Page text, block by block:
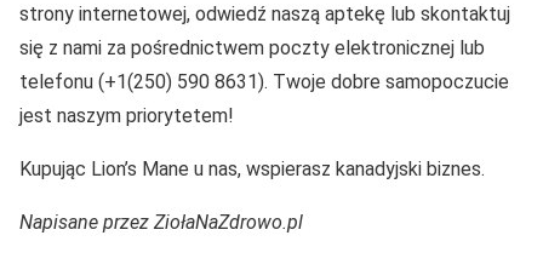
strony internetowej, odwiedź naszą aptekę lub skontaktuj
się z nami za pośrednictwem poczty elektronicznej lub
telefonu (+1(250) 590 8631). Twoje dobre samopoczucie
jest naszym priorytetem!
Kupując Lion’s Mane u nas, wspierasz kanadyjski biznes.
Napisane przez ZiołaNaZdrowo.pl